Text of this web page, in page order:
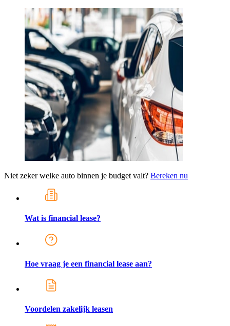
Niet zeker welke auto binnen je budget valt? Bereken nu
Wat is financial lease?
Hoe vraag je een financial lease aan?
Voordelen zakelijk leasen